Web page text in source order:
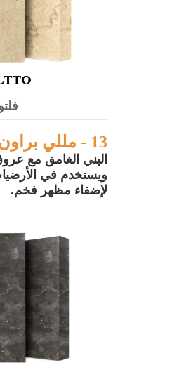
13 - مللي براون:
البني الغامق مع
ويستخدم في
لإضفاء مظهر فخم.